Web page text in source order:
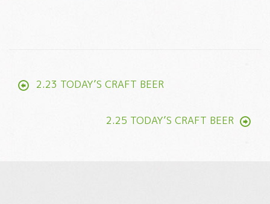
Post
navigation
2.23 TODAY’S CRAFT BEER
2.25 TODAY’S CRAFT BEER